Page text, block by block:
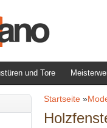
und Tore
Startseite »